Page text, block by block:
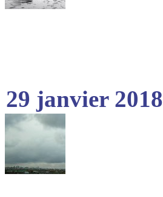
29 janvier 2018